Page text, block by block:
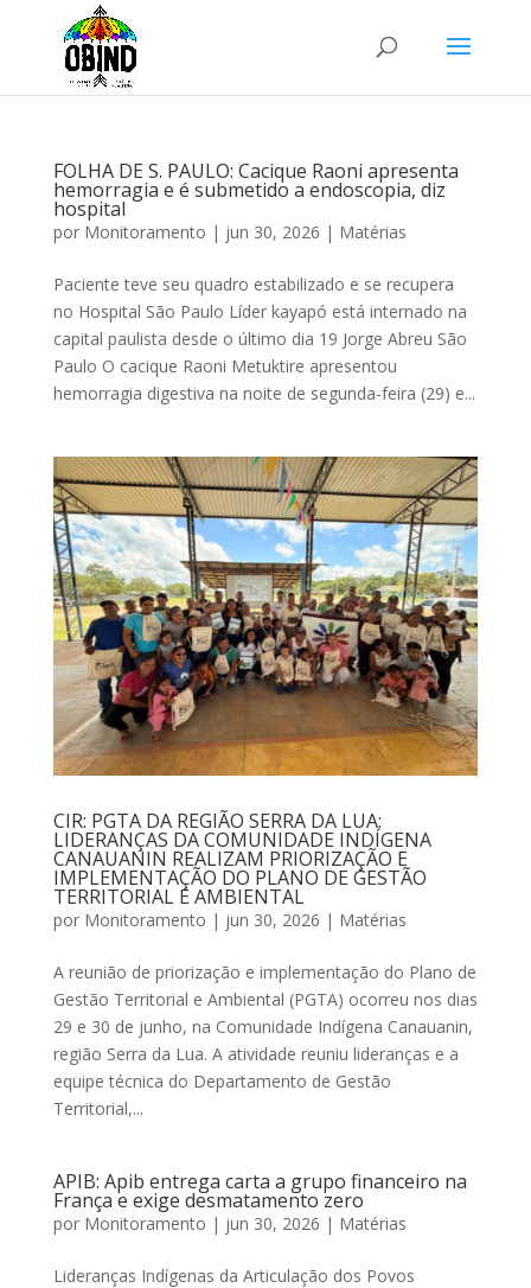
FOLHA DE S. PAULO: Cacique Raoni apresenta
hemorragia e é submetido a endoscopia, diz
hospital
por Monitoramento | jun 30, 2026 | Matérias
Paciente teve seu quadro estabilizado e se recupera
no Hospital São Paulo Líder kayapó está internado na
capital paulista desde o último dia 19 Jorge Abreu São
Paulo O cacique Raoni Metuktire apresentou
hemorragia digestiva na noite de segunda-feira (29) e...
CIR: PGTA DA REGIÃO SERRA DA LUA:
LIDERANÇAS DA COMUNIDADE INDÍGENA
CANAUANIN REALIZAM PRIORIZAÇÃO E
IMPLEMENTAÇÃO DO PLANO DE GESTÃO
TERRITORIAL E AMBIENTAL
por Monitoramento | jun 30, 2026 | Matérias
A reunião de priorização e implementação do Plano de
Gestão Territorial e Ambiental (PGTA) ocorreu nos dias
29 e 30 de junho, na Comunidade Indígena Canauanin,
região Serra da Lua. A atividade reuniu lideranças e a
equipe técnica do Departamento de Gestão
Territorial,...
APIB: Apib entrega carta a grupo financeiro na
França e exige desmatamento zero
por Monitoramento | jun 30, 2026 | Matérias
Lideranças Indígenas da Articulação dos Povos